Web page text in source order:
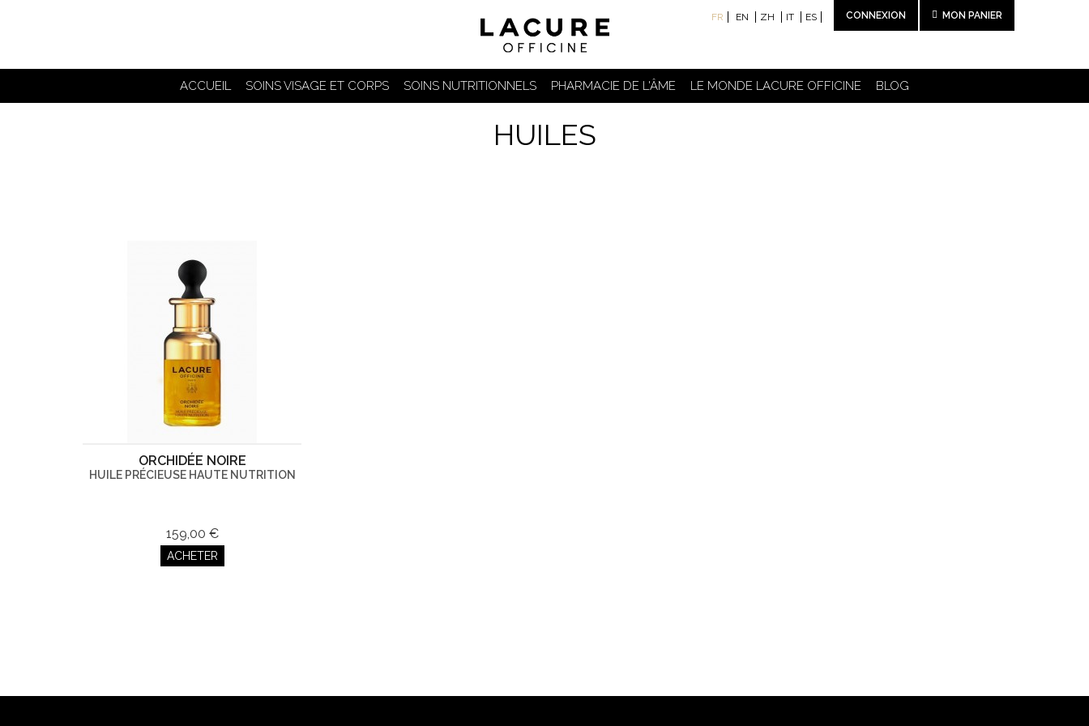
MON PANIER
CONNEXION
FR EN ZH IT ES
ACCUEIL SOINS VISAGE ET CORPS SOINS NUTRITIONNELS PHARMACIE DE L'ÂME LE MONDE LACURE OFFICINE BLOG
HUILES
ORCHIDÉE NOIRE
HUILE PRÉCIEUSE HAUTE NUTRITION
159,00 €
ACHETER